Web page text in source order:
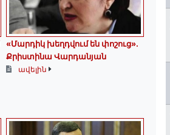
«Մարդիկ խեղդվում են փոշուց»․
Քրիստինա Վարդանյան
ավելին